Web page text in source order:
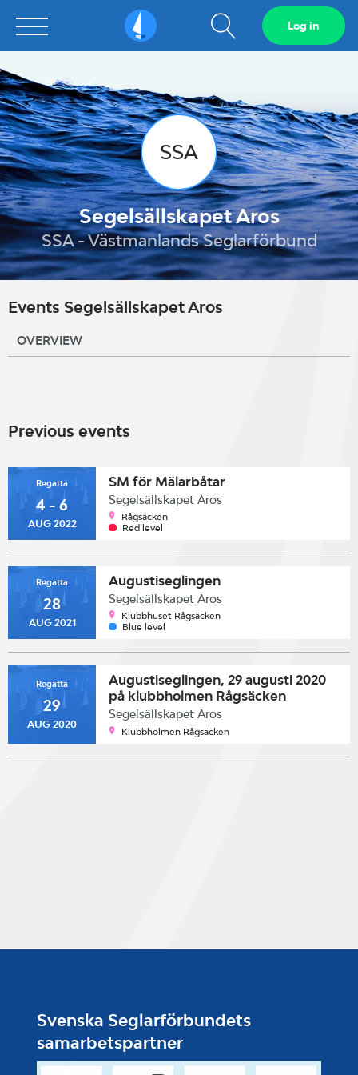
Sailarena Show
search
Log in
SSA
Segelsällskapet Aros
SSA - Västmanlands Seglarförbund
Events Segelsällskapet Aros
OVERVIEW
Previous events
Regatta
4 - 6
AUG 2022
SM för Mälarbåtar
Segelsällskapet Aros
Rågsäcken
Red level
Regatta
28
AUG 2021
Augustiseglingen
Segelsällskapet Aros
Klubbhuset Rågsäcken
Blue level
Regatta
29
AUG 2020
Augustiseglingen, 29 augusti 2020
på klubbholmen Rågsäcken
Segelsällskapet Aros
Klubbholmen Rågsäcken
Svenska Seglarförbundets
samarbetspartner